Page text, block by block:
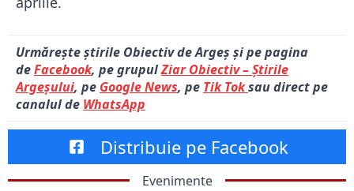
Urmărește știrile Obiectiv de Argeș și pe pagina
deFacebook, pe grupulZiar Obiectiv – Știrile
Argeșului, pe Google News, pe Tik Toksau direct pe
canalul de WhatsApp
Distribuie pe Facebook
Evenimente